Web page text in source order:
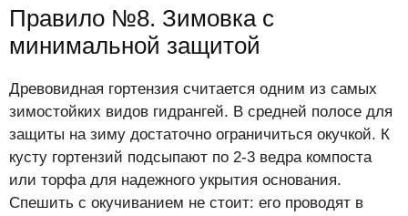
Правило №8. Зимовка с
минимальной защитой
Древовидная гортензия считается одним из самых
зимостойких видов гидрангей. В средней полосе для
защиты на зиму достаточно ограничиться окучкой. К
кусту гортензий подсыпают по 2-3 ведра компоста
или торфа для надежного укрытия основания.
Спешить с окучиванием не стоит: его проводят в